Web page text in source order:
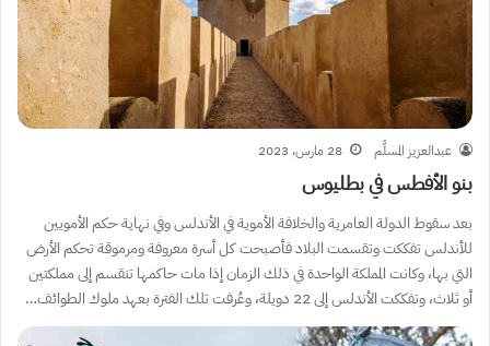
عبدالعزيز المسلَّم 28 مارس، 2023
بنو الأفطس في بطليوس
بعد سقوط الدولة العامرية والخلافة الأموية في الأندلس وفي نهاية حكم الأمويين
للأندلس تفككت وتقسمت البلاد فأصبحت كل أسرة معروفة ومرموقة تحكم الأرض
التي بها، وكانت المملكة الواحدة في ذلك الزمان إذا مات حاكمها تنقسم إلى مملكتين
أو ثلاث، وتفككت الأندلس إلى 22 دويلة، وعُرفت تلك الفترة بعهد ملوك الطوائف…